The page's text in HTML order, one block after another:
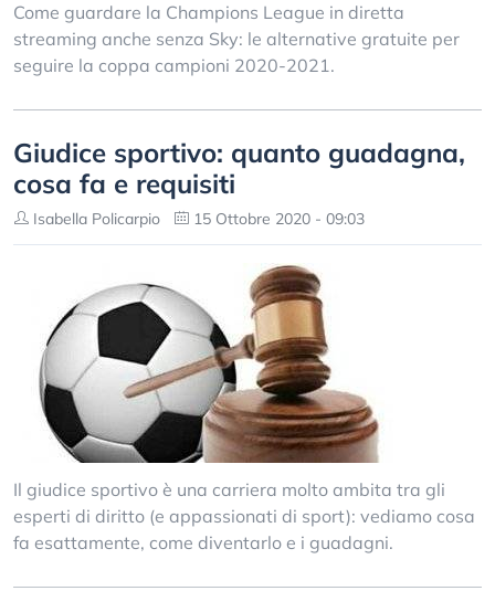
Come guardare la Champions League in diretta
streaming anche senza Sky: le alternative gratuite per
seguire la coppa campioni 2020-2021.
Giudice sportivo: quanto guadagna,
cosa fa e requisiti
Isabella Policarpio 15 Ottobre 2020 - 09:03
Il giudice sportivo è una carriera molto ambita tra gli
esperti di diritto (e appassionati di sport): vediamo cosa
fa esattamente, come diventarlo e i guadagni.